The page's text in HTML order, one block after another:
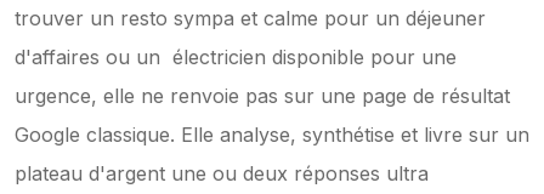
trouver un resto sympa et calme pour un déjeuner
d'affaires ou un  électricien disponible pour une
urgence, elle ne renvoie pas sur une page de résultat
Google classique. Elle analyse, synthétise et livre sur un
plateau d'argent une ou deux réponses ultra